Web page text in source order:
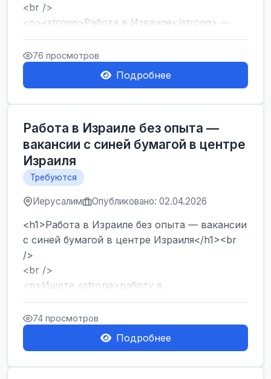
<br />
<p><strong>Работа в Израиле</strong> —
один из самых популярных запросов среди
тех, кто ...
76 просмотров
Подробнее
Работа в Израиле без опыта —
вакансии с синей бумагой в центре
Израиля
Требуются
Иерусалим Опубликовано: 02.04.2026
<h1>Работа в Израиле без опыта — вакансии
с синей бумагой в центре Израиля</h1><br
/>
<br />
<p>Ищете <strong>работу в
Израиле</strong> без опыта и знания языка?
Хотите быстро начать зарабатывать и ...
74 просмотров
Подробнее